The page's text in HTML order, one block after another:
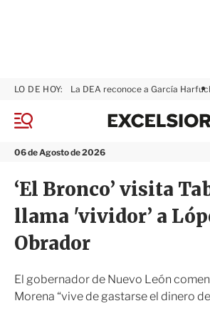
M
n
06 de Agosto de 2026
LO DE HOY: La DEA reconoce a García
‘El Bronco’ visita
llama 'vividor’ a
Obrador
El gobernador de Nuevo León
Morena “vive de gastarse el dinero